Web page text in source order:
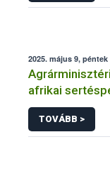
2025. május 9, péntek
afrikai
figyelniük kell
TOVÁBB >